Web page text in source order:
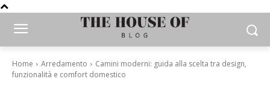
Home Arredamento
Camini moderni: guida alla scelta tra design,
funzionalità e comfort domestico